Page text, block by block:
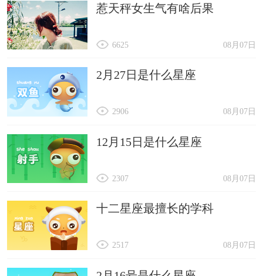
惹天秤女生气有啥后果
08月07日
6625
2月27日是什么星座
08月07日
2906
12月15日是什么星座
08月07日
2307
十二星座最擅长的学科
08月07日
2517